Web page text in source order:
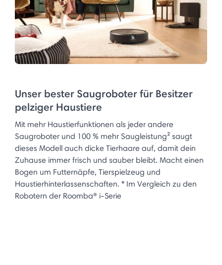
Unser bester Saugroboter für Besitzer
pelziger Haustiere
Mit mehr Haustierfunktionen als jeder andere
Saugroboter und 100 % mehr Saugleistung² saugt
dieses Modell auch dicke Tierhaare auf, damit dein
Zuhause immer frisch und sauber bleibt. Macht einen
Bogen um Futternäpfe, Tierspielzeug und
Haustierhinterlassenschaften. * Im Vergleich zu den
Robotern der Roomba® i-Serie